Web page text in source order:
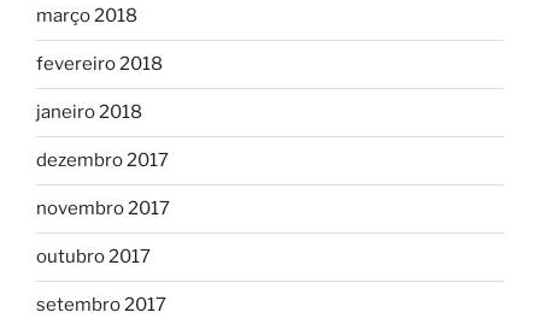
março 2018
fevereiro 2018
janeiro 2018
dezembro 2017
novembro 2017
outubro 2017
setembro 2017